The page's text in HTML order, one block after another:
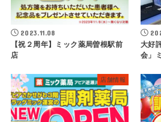
2023.11.08
【祝２周年】ミック薬局曽根駅前
店
大好
会」
店舗情報